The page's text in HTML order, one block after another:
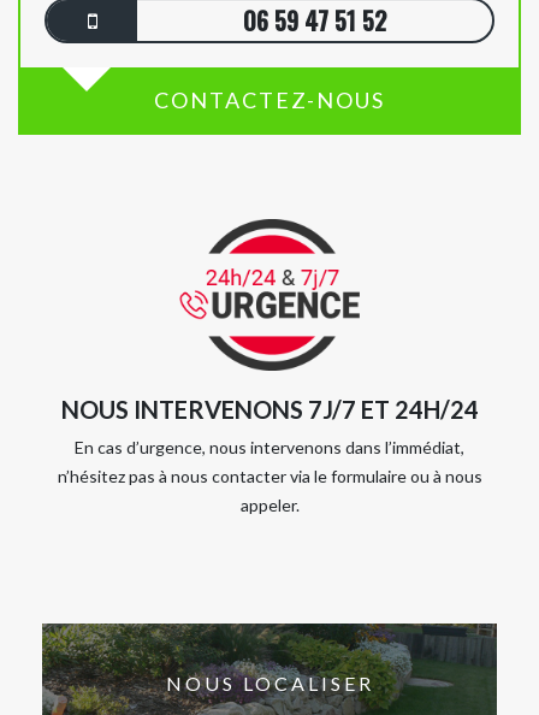
06 59 47 51 52
CONTACTEZ-NOUS
NOUS INTERVENONS 7J/7 ET 24H/24
En cas d’urgence, nous intervenons dans l’immédiat,
n’hésitez pas à nous contacter via le formulaire ou à nous
appeler.
NOUS LOCALISER